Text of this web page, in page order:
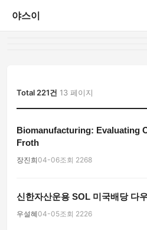
야스이
Total 221건 13 페이지
Biomanufacturing: Evaluating
Froth
장진희04-06조회 2268
신한자산운용 SOL 미국배당 다
우설혜04-05조회 2226